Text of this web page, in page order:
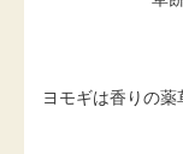
ヨモギは香りの